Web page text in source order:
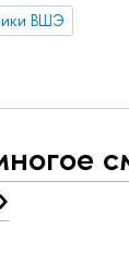
ВШЭ